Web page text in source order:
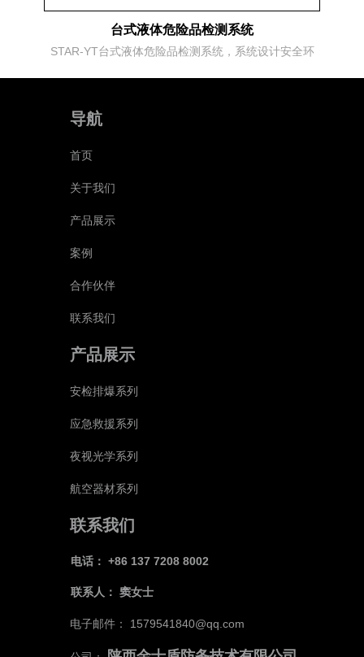
台式液体危险品检测系统
STAR-YT台式液体危险品检测系统，系统设计安全环
导航
首页
关于我们
产品展示
案例
合作伙伴
联系我们
产品展示
安检排爆系列
应急救援系列
夜视光学系列
航空器材系列
联系我们
电话： +86 137 7208 8002
联系人：窦女士
电子邮件： 1579541840@qq.com